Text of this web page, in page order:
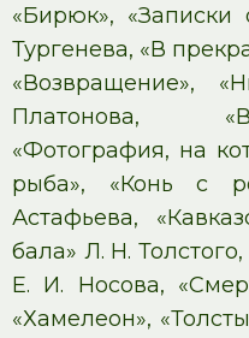
«Бирюк», «Записки
Тургенева, «В
«Возвращение»,
Платонова,
«Фотография, на
рыба», «Конь с
Астафьева,
бала» Л. Н.
Е. И. Носова,
«Хамелеон»,